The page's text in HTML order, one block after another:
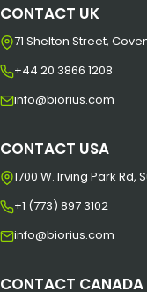
CONTACT UK
71 Shelton Street,
+44 20 3866 1208
info@biorius.com
CONTACT USA
1700 W. Irving Park Rd,
+1 (773) 897 3102
info@biorius.com
CONTACT CANADA